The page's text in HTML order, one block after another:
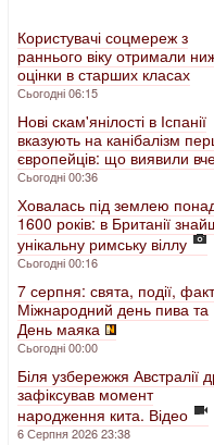
Користувачі соцмереж з
раннього віку отримали
оцінки в старших класах
Сьогодні 06:15
Нові скам'янілості в Іспанії
вказують на канібалізм
європейців: що виявили
Сьогодні 00:36
Ховалась під землею
1600 років: в Британії
унікальну римську віллу
Сьогодні 00:16
7 серпня: свята, події,
Міжнародний день пива та
День маяка
Сьогодні 00:00
Біля узбережжя Австралії
зафіксував момент
народження кита. Відео
6 Серпня 2026 23:38